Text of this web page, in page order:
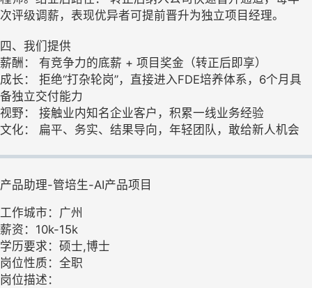
次评级调薪，表现优异者可提前晋升为独立项目经理。
四、我们提供
薪酬： 有竞争力的底薪 + 项目奖金（转正后即享）
成长： 拒绝“打杂轮岗”，直接进入FDE培养体系，6个月具
备独立交付能力
视野： 接触业内知名企业客户，积累一线业务经验
文化： 扁平、务实、结果导向，年轻团队，敢给新人机会
产品助理-管培生-AI产品项目
工作城市：广州
薪资：10k-15k
学历要求：硕士,博士
岗位性质：全职
岗位描述：